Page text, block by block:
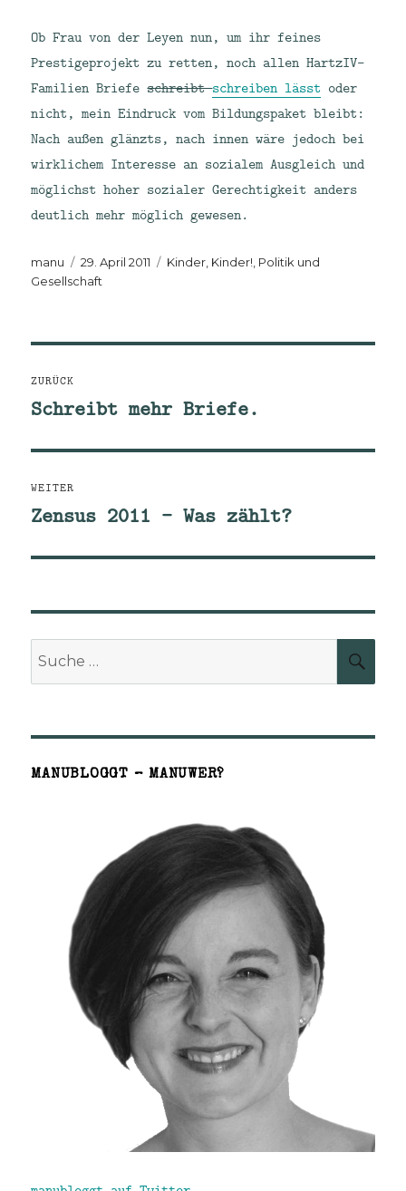
Ob Frau von der Leyen nun, um ihr feines
Prestigeprojekt zu retten, noch allen HartzIV-
Familien Briefeschreibtschreiben lässt oder
nicht, mein Eindruck vom Bildungspaket bleibt:
Nach außen glänzts, nach innen wäre jedoch bei
wirklichem Interesse an sozialem Ausgleich und
möglichst hoher sozialer Gerechtigkeit anders
deutlich mehr möglich gewesen.
Autor
manu
Veröffentlicht
am
29. April 2011 Kategorien
Kinder, Kinder! Politik und
Gesellschaft
ZURÜCK
Vorheriger
Schreibt mehr Briefe.
WEITER
Nächster
Zensus 2011 – Was zählt?
MANUBLOGGT – MANUWER?